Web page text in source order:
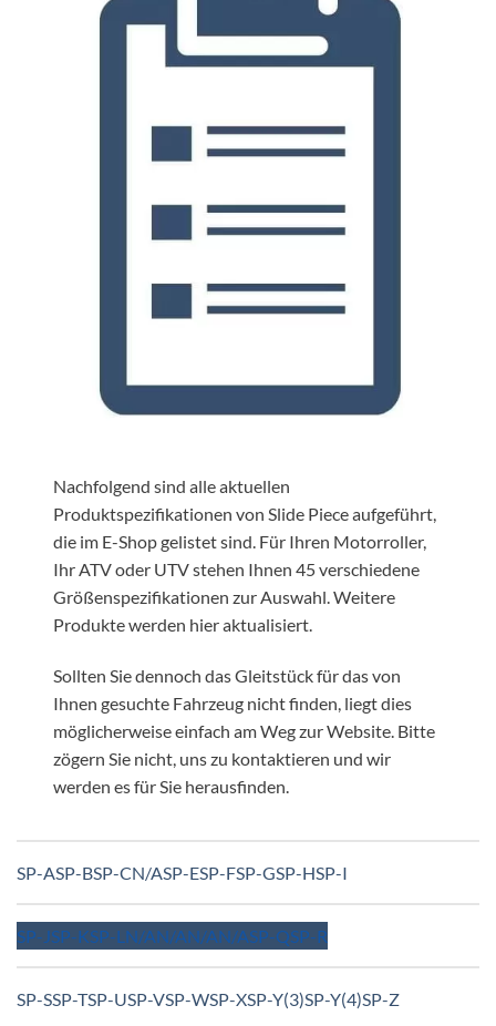
Nachfolgend sind alle aktuellen
Produktspezifikationen von Slide Piece aufgeführt,
die im E-Shop gelistet sind. Für Ihren Motorroller,
Ihr ATV oder UTV stehen Ihnen 45 verschiedene
Größenspezifikationen zur Auswahl. Weitere
Produkte werden hier aktualisiert.
Sollten Sie dennoch das Gleitstück für das von
Ihnen gesuchte Fahrzeug nicht finden, liegt dies
möglicherweise einfach am Weg zur Website. Bitte
zögern Sie nicht, uns zu kontaktieren und wir
werden es für Sie herausfinden.
SP-ASP-BSP-CN/ASP-ESP-FSP-GSP-HSP-I
SP-JSP-KSP-L N/AN/AN/AN/ASP-QSP-R
SP-SSP-TSP-USP-VSP-WSP-XSP-Y(3)SP-Y(4)SP-Z